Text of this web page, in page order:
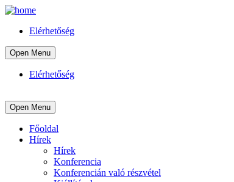
Elérhetőség
Open Menu
Elérhetőség
Open Menu
Főoldal
Hírek
Hírek
Konferencia
Konferencián való részvétel